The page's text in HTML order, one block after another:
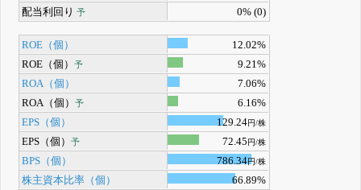
配当利回り 予 0% (0)
ROE（個）
12.02%
ROE（個）予
9.21%
ROA（個）
7.06%
ROA（個）予
6.16%
EPS（個）
129.24円/株
EPS（個）予 72.45円/株
BPS（個） 786.34円/株
株主資本比率（個） 66.89%